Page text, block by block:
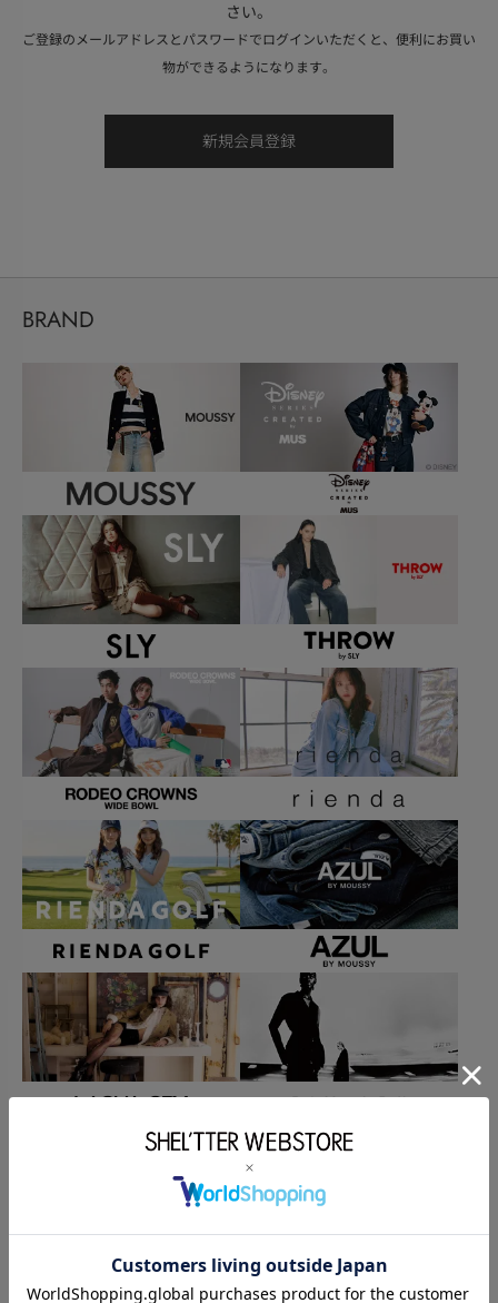
さい。
ご登録のメールアドレスとパスワードでログインいただくと、便利にお買い
物ができるようになります。
BRAND